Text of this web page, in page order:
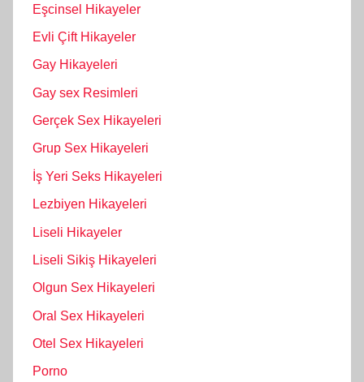
Eşcinsel Hikayeler
Evli Çift Hikayeler
Gay Hikayeleri
Gay sex Resimleri
Gerçek Sex Hikayeleri
Grup Sex Hikayeleri
İş Yeri Seks Hikayeleri
Lezbiyen Hikayeleri
Liseli Hikayeler
Liseli Sikiş Hikayeleri
Olgun Sex Hikayeleri
Oral Sex Hikayeleri
Otel Sex Hikayeleri
Porno